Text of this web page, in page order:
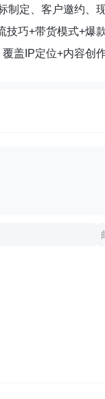
制定、客户邀约、
技巧+带货模式+爆
盖IP定位+内容创